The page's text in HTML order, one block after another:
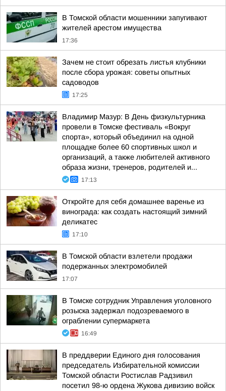
В Томской области мошенники запугивают
жителей арестом имущества
17:36
Зачем не стоит обрезать листья клубники
после сбора урожая: советы опытных
садоводов
17:25
Владимир Мазур: В День физкультурника
провели в Томске фестиваль «Вокруг
спорта», который объединил на одной
площадке более 60 спортивных школ и
организаций, а также любителей активного
образа жизни, тренеров, родителей и...
17:13
Откройте для себя домашнее варенье из
винограда: как создать настоящий зимний
деликатес
17:10
В Томской области взлетели продажи
подержанных электромобилей
17:07
В Томске сотрудник Управления уголовного
розыска задержал подозреваемого в
ограблении супермаркета
16:49
В преддверии Единого дня голосования
председатель Избирательной комиссии
Томской области Ростислав Радзивил
посетил 98-ю ордена Жукова дивизию войск